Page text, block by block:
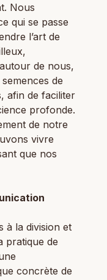
Nous
qui se passe
l’art de
de nous,
de
afin de faciliter
profonde.
de notre
vivre
que nos
à la division et
pratique de
concrète de